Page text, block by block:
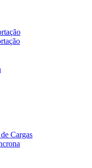
Cargas